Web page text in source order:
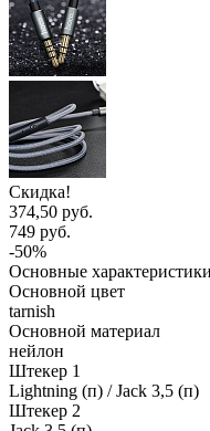
Скидка!
374,50 руб.
749 руб.
-50%
Основные характеристики
Основной цвет
tarnish
Основной материал
нейлон
Штекер 1
Lightning (п) / Jack 3,5 (п)
Штекер 2